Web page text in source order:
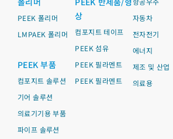
PEEK 폴리머
LMPAEK 폴리머
PEEK 부품
컴포지트 솔루션
기어 솔루션
의료기기용 부품
파이프 솔루션
상
컴포지트 테이프
PEEK 섬유
PEEK 필라멘트
PEEK 필라멘트
자동차
전자전기
에너지
제조 및 산업
의료용